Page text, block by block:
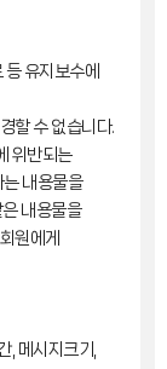
유지보수에
할 수 없습니다.
위반되는
내용물을
내용물을
원에게
메시지크기,